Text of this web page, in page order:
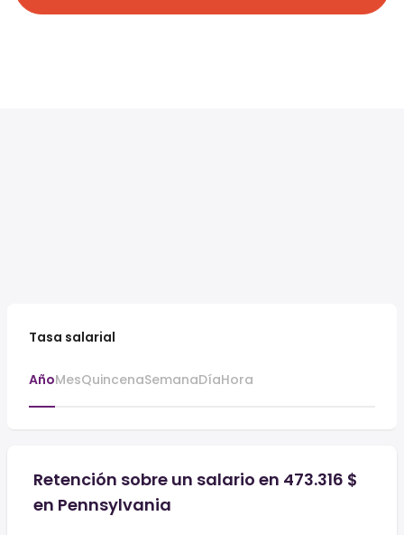
Tasa salarial
AñoMesQuincenaSemanaDíaHora
Retención sobre un salario en 473.316 $
en Pennsylvania